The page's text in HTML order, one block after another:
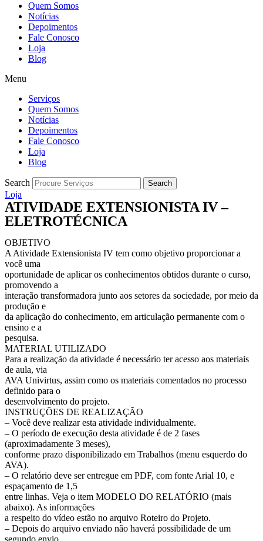
Quem Somos
Notícias
Depoimentos
Fale Conosco
Loja
Blog
Menu
Serviços
Quem Somos
Notícias
Depoimentos
Fale Conosco
Loja
Blog
Search Search
Loja
ATIVIDADE EXTENSIONISTA IV –
ELETROTÉCNICA
OBJETIVO
A Atividade Extensionista IV tem como objetivo proporcionar a
você uma
oportunidade de aplicar os conhecimentos obtidos durante o curso,
promovendo a
interação transformadora junto aos setores da sociedade, por meio da
produção e
da aplicação do conhecimento, em articulação permanente com o
ensino e a
pesquisa.
MATERIAL UTILIZADO
Para a realização da atividade é necessário ter acesso aos materiais
de aula, via
AVA Univirtus, assim como os materiais comentados no processo
definido para o
desenvolvimento do projeto.
INSTRUÇÕES DE REALIZAÇÃO
– Você deve realizar esta atividade individualmente.
– O período de execução desta atividade é de 2 fases
(aproximadamente 3 meses),
conforme prazo disponibilizado em Trabalhos (menu esquerdo do
AVA).
– O relatório deve ser entregue em PDF, com fonte Arial 10, e
espaçamento de 1,5
entre linhas. Veja o item MODELO DO RELATÓRIO (mais
abaixo). As informações
a respeito do vídeo estão no arquivo Roteiro do Projeto.
– Depois do arquivo enviado não haverá possibilidade de um
segundo envio.